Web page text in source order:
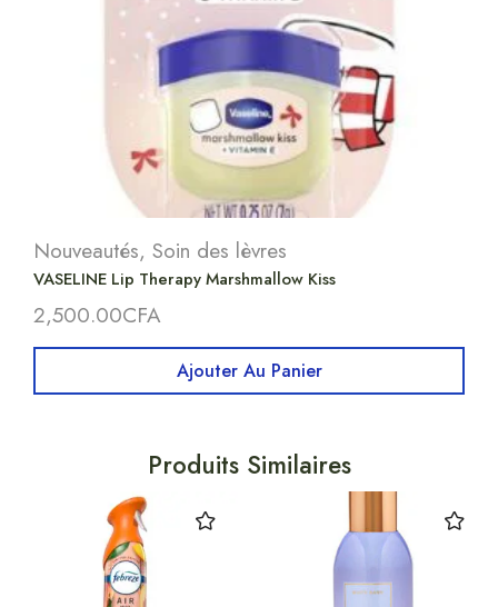
Nouveautés, Soin des lèvres
VASELINE Lip Therapy Marshmallow Kiss
2,500.00CFA
Ajouter Au Panier
Produits Similaires